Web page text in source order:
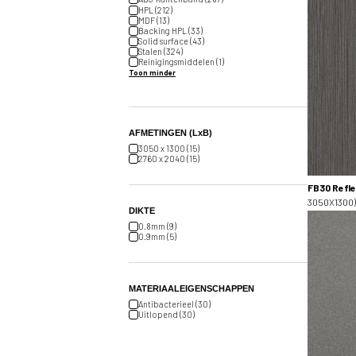
HPL (212)
MDF (13)
Backing HPL (33)
Solid surface (43)
Stalen (324)
Reinigingsmiddelen (1)
Toon minder
AFMETINGEN (LxB)
3050 x 1300 (15)
2760 x 2040 (15)
DIKTE
0.8mm (9)
0.9mm (5)
MATERIAALEIGENSCHAPPEN
Antibacterieel (30)
Uitlopend (30)
FB30
3050X1300)